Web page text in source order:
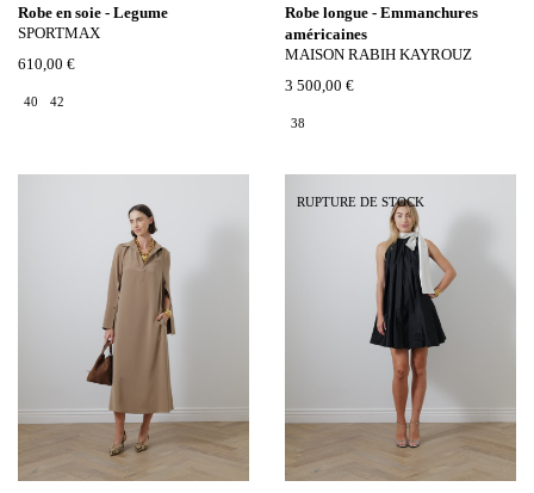
Robe en soie - Legume
SPORTMAX
610,00 €
40 42
Robe longue - Emmanchures
américaines
MAISON RABIH KAYROUZ
3 500,00 €
38
RUPTURE DE STOCK